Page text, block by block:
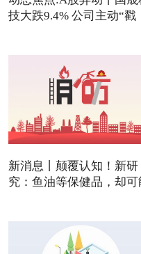
技大跌9.4% 公司主动“戳
新消息丨颠覆认知！新研
究：鱼油等保健品，却可